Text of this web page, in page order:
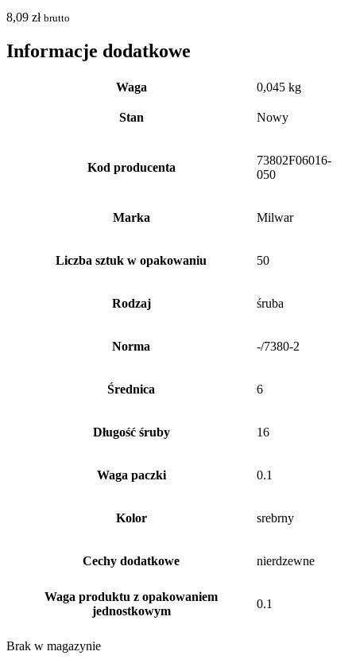
8,09 zł brutto
Informacje dodatkowe
Waga 0,045 kg
Stan Nowy
Kod producenta
73802F06016-
050
Marka Milwar
Liczba sztuk w opakowaniu 50
Rodzaj śruba
Norma -/7380-2
Średnica 6
Długość śruby 16
Waga paczki 0.1
Kolor srebrny
Cechy dodatkowe nierdzewne
Waga produktu z opakowaniem
jednostkowym
0.1
Brak w magazynie